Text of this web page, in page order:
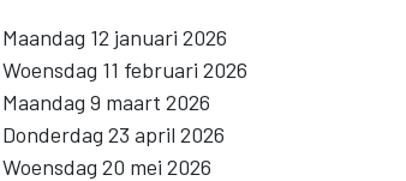
Maandag 12 januari 2026
​Woensdag 11 februari 2026
Maandag 9 maart 2026
Donderdag 23 april 2026
Woensdag 20 mei 2026